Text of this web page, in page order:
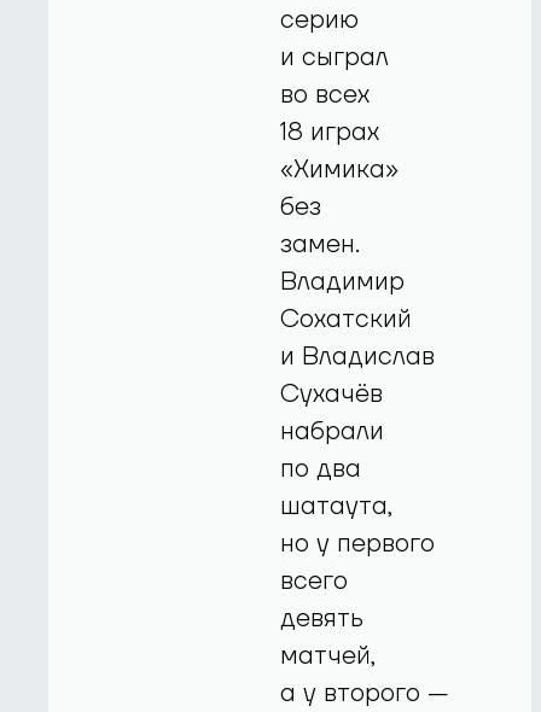
серию
и сыграл
во всех
18 играх
«Химика»
без
замен.
Владимир
Сохатский
и Владислав
Сухачёв
набрали
по два
шатаута,
но у первого
всего
девять
матчей,
а у второго —